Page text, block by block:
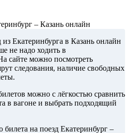
– Казань онлайн
Екатеринбурга в Казань онлайн
не надо ходить в
сайте можно посмотреть
следования, наличие свободных
можно с лёгкостью сравнить
в вагоне и выбрать подходящий
на поезд Екатеринбург –